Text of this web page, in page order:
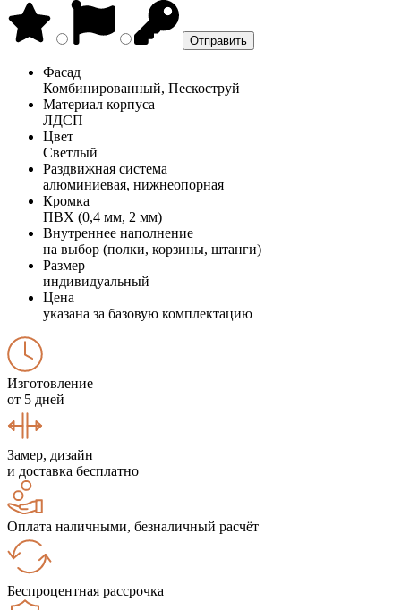
Фасад
Комбинированный, Пескоструй
Материал корпуса
ЛДСП
Цвет
Светлый
Раздвижная система
алюминиевая, нижнеопорная
Кромка
ПВХ (0,4 мм, 2 мм)
Внутреннее наполнение
на выбор (полки, корзины, штанги)
Размер
индивидуальный
Цена
указана за базовую комплектацию
Изготовление
от 5 дней
Замер, дизайн
и доставка бесплатно
Оплата наличными, безналичный расчёт
Беспроцентная рассрочка